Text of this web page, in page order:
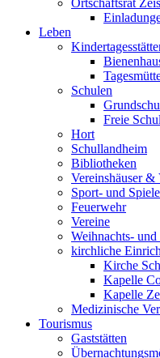
Ortschaftsrat
Leben
Schulen
Freie
Hort
Schullandheim
Bibliotheken
Vereinshäuser &
Sport- und
Feuerwehr
Vereine
Weihnachts-
kirchliche
Kirche
Kapelle
Kapelle
Medizinische
Tourismus
Gaststätten